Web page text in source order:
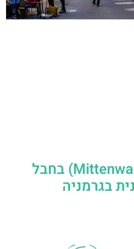
העיירה מיטנוואלד (Mittenwald) בחבל
בגרמניה